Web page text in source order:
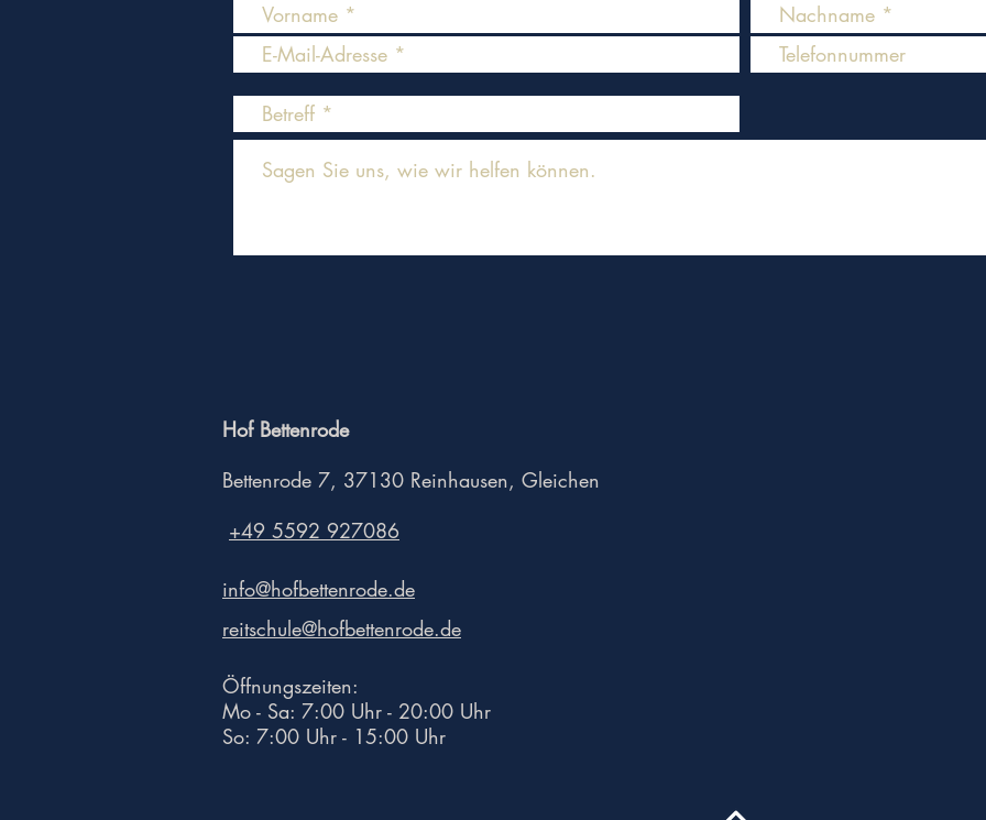
Hof Bettenrode
Bettenrode 7, 37130 Reinhausen, Gleichen
+49 5592 927086
info@hofbettenrode.de
reitschule@hofbettenrode.de
Öffnungszeiten:
Mo - Sa: 7:00 Uhr - 20:00 Uhr
So: 7:00 Uhr - 15:00 Uhr